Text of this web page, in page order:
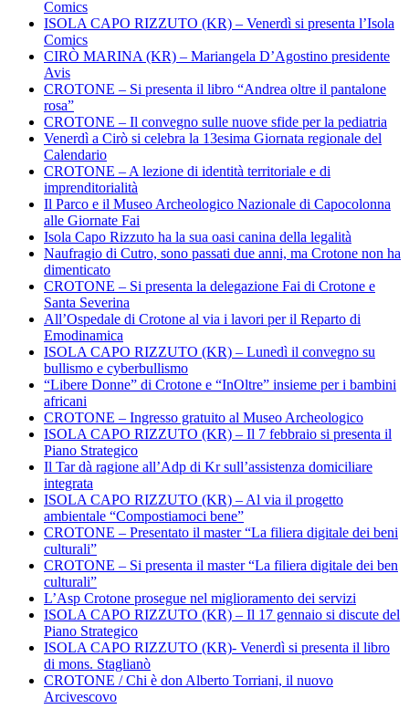
Comics
ISOLA CAPO RIZZUTO (KR) – Venerdì si presenta l’Isola
Comics
CIRÒ MARINA (KR) – Mariangela D’Agostino presidente
Avis
CROTONE – Si presenta il libro “Andrea oltre il pantalone
rosa”
CROTONE – Il convegno sulle nuove sfide per la pediatria
Venerdì a Cirò si celebra la 13esima Giornata regionale del
Calendario
CROTONE – A lezione di identità territoriale e di
imprenditorialità
Il Parco e il Museo Archeologico Nazionale di Capocolonna
alle Giornate Fai
Isola Capo Rizzuto ha la sua oasi canina della legalità
Naufragio di Cutro, sono passati due anni, ma Crotone non ha
dimenticato
CROTONE – Si presenta la delegazione Fai di Crotone e
Santa Severina
All’Ospedale di Crotone al via i lavori per il Reparto di
Emodinamica
ISOLA CAPO RIZZUTO (KR) – Lunedì il convegno su
bullismo e cyberbullismo
“Libere Donne” di Crotone e “InOltre” insieme per i bambini
africani
CROTONE – Ingresso gratuito al Museo Archeologico
ISOLA CAPO RIZZUTO (KR) – Il 7 febbraio si presenta il
Piano Strategico
Il Tar dà ragione all’Adp di Kr sull’assistenza domiciliare
integrata
ISOLA CAPO RIZZUTO (KR) – Al via il progetto
ambientale “Compostiamoci bene”
CROTONE – Presentato il master “La filiera digitale dei beni
culturali”
CROTONE – Si presenta il master “La filiera digitale dei ben
culturali”
L’Asp Crotone prosegue nel miglioramento dei servizi
ISOLA CAPO RIZZUTO (KR) – Il 17 gennaio si discute del
Piano Strategico
ISOLA CAPO RIZZUTO (KR)- Venerdì si presenta il libro
di mons. Staglianò
CROTONE / Chi è don Alberto Torriani, il nuovo
Arcivescovo